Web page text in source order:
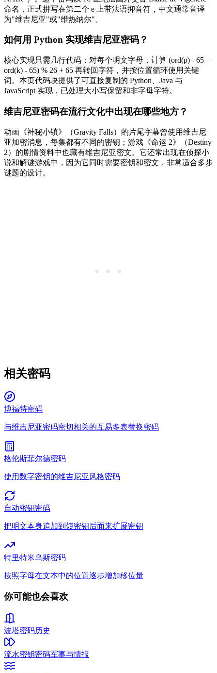
命名，正式拼写在第二个 e 上带法语抑音符，中文通常音译
为"维吉尼亚"或"维热纳尔"。
如何用 Python 实现维吉尼亚密码？
核心实现只需几行代码：对每个明文字母，计算 (ord(p) - 65 +
ord(k) - 65) % 26 + 65 再转回字符，并按位置循环使用关键
词。本页代码块提供了可直接复制的 Python、Java 与
JavaScript 实现，已处理大小写保留和非字母字符。
维吉尼亚密码在流行文化中出现在哪些地方？
动画《神秘小镇》（Gravity Falls）的片尾字幕曾使用维吉尼
亚加密消息，每集都有不同的密钥；游戏《命运 2》（Destiny
2）的剧情资料中也藏有维吉尼亚密文。它还常出现在侦探小
说和解谜游戏中，因为它同时需要密钥和密文，非常适合多步
谜题的设计。
相关密码
博福特密码
与维吉尼亚密码密切相关的互易多表替换密码
格伦斯菲尔德密码
使用数字密钥的维吉尼亚风格密码
自动密钥密码
把明文本身追加到短密钥后面来扩展密钥
特里特米乌斯密码
按照字母在文本中的位置逐步增加移位量
你可能也会喜欢
波塔密码历史
流水密钥密码军事与情报